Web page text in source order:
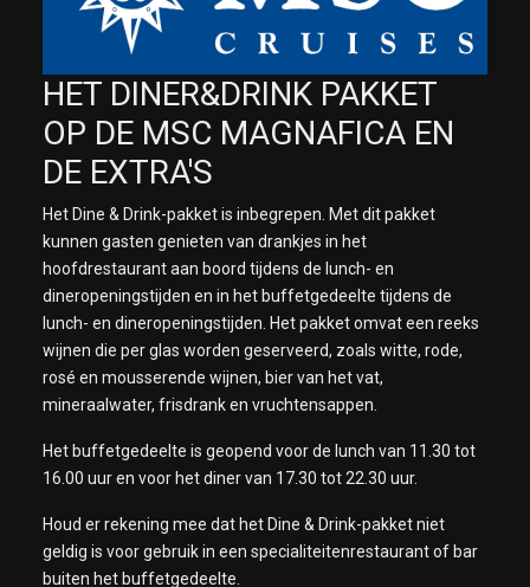
HET DINER&DRINK PAKKET
OP DE MSC MAGNAFICA EN
DE EXTRA'S
Het Dine & Drink-pakket is inbegrepen. Met dit pakket
kunnen gasten genieten van drankjes in het
hoofdrestaurant aan boord tijdens de lunch- en
dineropeningstijden en in het buffetgedeelte tijdens de
lunch- en dineropeningstijden. Het pakket omvat een reeks
wijnen die per glas worden geserveerd, zoals witte, rode,
rosé en mousserende wijnen, bier van het vat,
mineraalwater, frisdrank en vruchtensappen.
Het buffetgedeelte is geopend voor de lunch van 11.30 tot
16.00 uur en voor het diner van 17.30 tot 22.30 uur.
Houd er rekening mee dat het Dine & Drink-pakket niet
geldig is voor gebruik in een specialiteitenrestaurant of bar
buiten het buffetgedeelte.